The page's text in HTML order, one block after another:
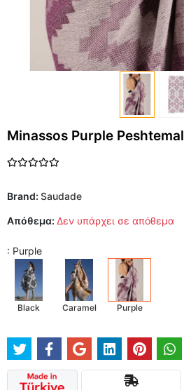
Minassos Purple Peshtemal
Brand: Saudade
Απόθεμα: Δεν υπάρχει σε απόθεμα
: Purple
Black Caramel Purple